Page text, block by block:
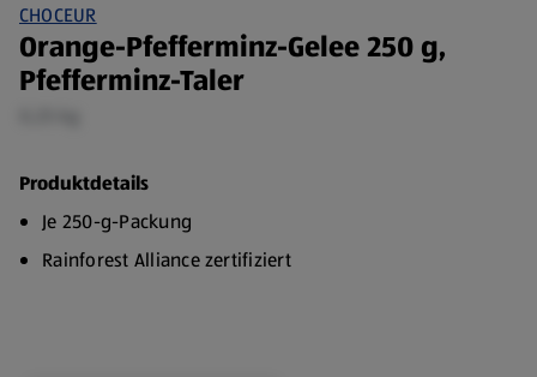
CHOCEUR
Orange-Pfefferminz-Gelee 250 g,
Pfefferminz-Taler
Produktdetails
Je 250-g-Packung
Rainforest Alliance zertifiziert